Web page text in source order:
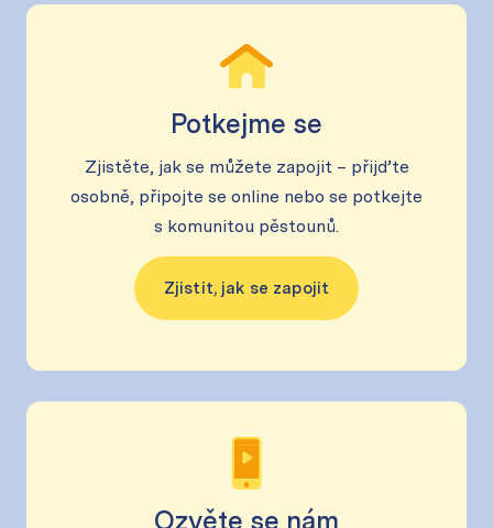
Potkejme se
Zjistěte, jak se můžete zapojit – přijďte
osobně, připojte se online nebo se potkejte
s komunitou pěstounů.
Zjistit, jak se zapojit
Ozvěte se nám